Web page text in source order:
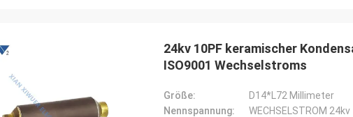
24kv 10PF keramischer
ISO9001 Wechselstroms
Größe:
D14*L72 Millimeter
Nennspannung:
WECHSELSTROM 24kv